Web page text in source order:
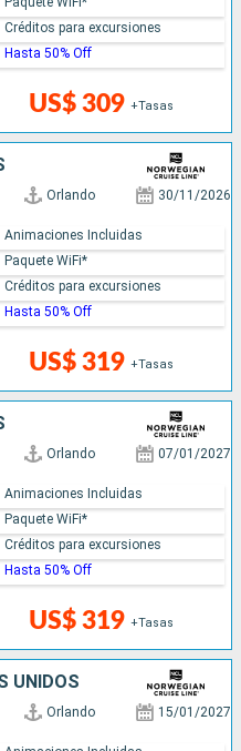
US$ 309 +Tasas
Créditos para excursiones
Hasta 50% Off
Orlando 30/11/2026
US$ 319 +Tasas
Animaciones Incluidas
Paquete WiFi*
Créditos para excursiones
Hasta 50% Off
Orlando 07/01/2027
US$ 319 +Tasas
Animaciones Incluidas
Paquete WiFi*
Créditos para excursiones
Hasta 50% Off
UNIDOS
Orlando 15/01/2027